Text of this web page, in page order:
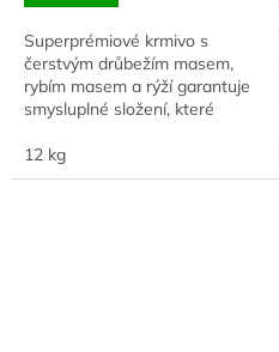
Superprémiové krmivo s
čerstvým drůbežím masem,
rybím masem a rýží garantuje
smysluplné složení, které
efektivně využít
12 kg